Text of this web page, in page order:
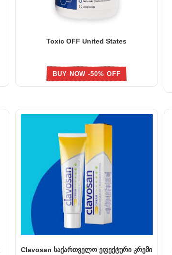
Toxic OFF United States
BUY NOW -50% OFF
Clavosan საქართველო ეფექტური კრემი